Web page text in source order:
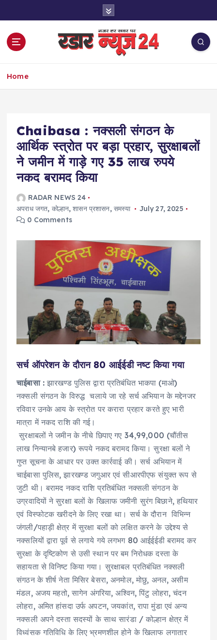
Home
Chaibasa : नक्सली संगठन के
आर्थिक स्त्रोत पर बड़ा प्रहार, सुरक्षाबलों
ने जमीन में गाड़े गए 35 लाख रुपये
नकद बरामद किया
RADAR NEWS 24
अपराध जगत, कोल्हान,शासन प्रशासन, समस्या
July 27, 2025
0 Comments
सर्च ऑपरेशन के दौरान 80 आईईडी नष्ट किया गया
चाईबासा :झारखण्ड पुलिस द्वारा प्रतिबंधित भाकपा (माओ)
नक्सली संगठन के विरुद्ध चलाये जा रहे सर्च अभियान के मद्देनजर
रविवार उनके आय के स्त्रोत पर करारा प्रहार करते हुए भारी
मात्रा में नकद राशि की गई।
सुरक्षाबलों ने जमीन के नीचे छिपाए गए 34,99,000 (चौंतीस
लाख निन्यानबे हजार) रूपये नकद बरामद किया। सुरक्षा बलों ने
गुप्त सूचना के आधार पर उक्त कार्रवाई की। सर्च अभियान में
चाईबासा पुलिस, झारखण्ड जगुआर एवं सीआरपीएफ संयुक्त रूप से
जुटी थी। बरामद नकद राशि प्रतिबंधित नक्सली संगठन के
उग्रवादियों ने सुरक्षा बलों के खिलाफ जमीनी सुरंग बिछाने, हथियार
एवं विस्फोटक खरीदने के लिए रखा था। सर्च के दौरान विभिन्न
जंगली/पहाड़ी क्षेत्र में सुरक्षा बलों को लक्षित करने के उद्देश्य से
नक्सलियों द्वारा पूर्व से लगाये गये लगभग 80 आईईईडी बरामद कर
सुरक्षा के दृष्टिकोण से उसी स्थान पर बम निरोधक दस्ता के
सहायता से विनिष्ट किया गया। सुरक्षाबल प्रतिबंधित नक्सली
संगठन के शीर्ष नेता मिसिर बेसरा, अनमोल, मोछु, अनल, असीम
मंडल, अजय महतो, सागेन अंगरिया, अश्विन, पिंटु लोहरा, चंदन
लोहरा, अमित हांसदा उर्फ अपटन, जयकांत, रापा मुंडा एवं अन्य
नक्सली अपने दस्ता सदस्यों के साथ सारंडा / कोल्हान क्षेत्र में
विध्वंसक गतिविधि के लिए भ्रमणशील होने के खिलाफ लगातार